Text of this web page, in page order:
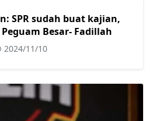
SPR sudah buat kajian,
Besar- Fadillah
2024/11/10